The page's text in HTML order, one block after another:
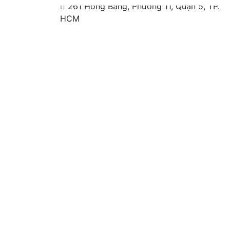
261 Hồng Bàng, Phường 11, Quận 5, TP.
HCM